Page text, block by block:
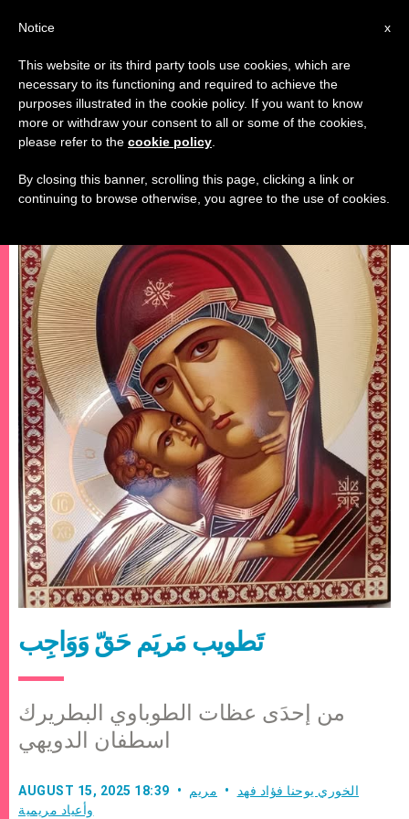
مريم وأعياد مريمية
تَطويب مَريَم حَقّ وَوَاجِب
من إحدَى عظات الطوباوي البطريرك
اسطفان الدويهي
AUGUST 15, 2025 18:39 الخوري يوحنا فؤاد فهد
مريم
وأعياد مريمية
x
Notice
This website or its third party tools use cookies, which are
necessary to its functioning and required to achieve the
purposes illustrated in the cookie policy. If you want to know
more or withdraw your consent to all or some of the cookies,
please refer to the cookie policy
By closing this banner, scrolling this page, clicking a link or
continuing to browse otherwise, you agree to the use of cookies.